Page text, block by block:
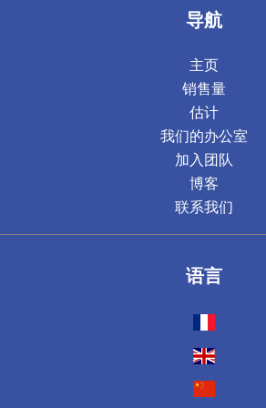
导航
主页
销售量
估计
我们的办公室
加入团队
博客
联系我们
语言